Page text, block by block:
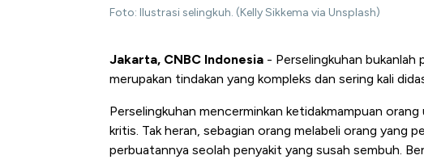
Foto: Ilustrasi selingkuh. (Kelly Sikkema via Unsplash)
Jakarta, CNBC Indonesia - Perselingkuhan bukanlah
merupakan tindakan yang kompleks dan sering kali
Perselingkuhan mencerminkan ketidakmampuan
kritis. Tak heran, sebagian orang melabeli orang yang
perbuatannya seolah penyakit yang susah sembuh.